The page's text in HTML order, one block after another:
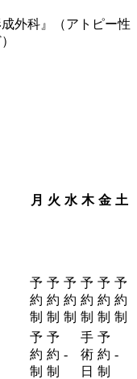
月 火 水 木 金 土
予
約
制
予
約
制
予
約
制
予
約
制
予
約
制
予
約
制
予
約
制
予
約
制
-
手
術
日
予
約
制
-